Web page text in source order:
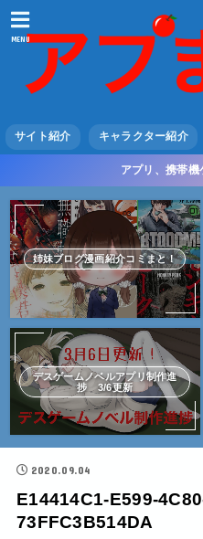
MENU
サイト紹介 キャラクター紹介
アプリ、携帯
姉妹ブログ漫画紹介コミまと！
デスゲームノベルアプリ制作進
捗 3/6更新
2020.09.04
E14414C1-E599-
73FFC3B514DA